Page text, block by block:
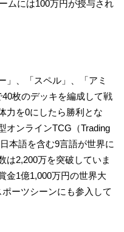
ムには100万円が授与され
」、「スペル」、「アミ
枚のデッキを編成して戦
力を0にしたら勝利とな
オンラインTCG（Trading
本語を含む9言語が世界に
は2,200万を突破していま
金1億1,000万円の世界大
ーツシーンにも参入して